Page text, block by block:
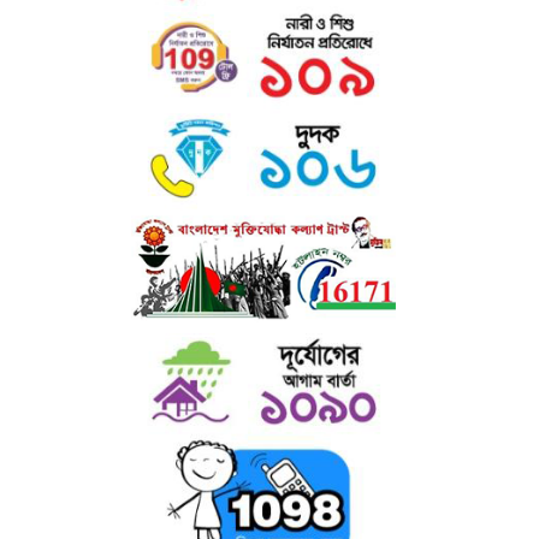
এতে শিক্ষার্থীদের সহপাঠক্রমিক শিক্ষা উপকরণ, চলমান পত্র-পত্রিকা, সাময়িকী,
গেইম ও বিনোদনের সু-ব্যবস্থা আছে।
গ) রোভার স্কাউট ও রেঞ্জার গাইড : কলেজে ছাত্রদের জন্য রোভার স্কাউট এবং
ছাত্রীদের জন্য রেঞ্জার গাইড প্রোগ্রাম চালু আছে। এসব প্রোগ্রামে দুইজন প্রশিক্ষণপ্রাপ্ত
শিক্ষক দায়িত্বরত আছেন।
ঘ) উপবৃত্তি ঃ কলেজের উল্লেখযোগ্য সংখ্যক ছাত্র-ছাত্রীদের আর্থিক অবস্থা, মেধা,
পাঠোন্নতি, সদাচার ইত্যাদি বিবেচনা করে উপবৃত্তি প্রদান করা হয় ।
ঙ) মাল্টিমিডিয়া ক্লাসরুম : অত্যাধুনিক মাল্টিমিডিয়া ক্লাসরুমের মাধ্যমে কলেজে
কন্টেইনসহ শ্রেণি পাঠক্রমের প্রতি শিক্ষার্থীদের অধিকতর মনোযোগ আকৃষ্ট
চ) শেখ রাসেল ডিজিটাল ল্যাব : কলেজে স্থাপিত শেখ রাসেল ডিজিটাল ল্যাব-এ বিপুল
সংখ্যক ল্যাপটপ, প্রজেক্টর ও অন্যান্য ইলেকট্রনিক সরঞ্জামের মাধ্যমে ভর্তিকৃত শিক্ষার্থী
ছাড়াও এলাকার আগ্রহী জনগণের জন্য কম্পিউটারসহ সব ধরণের উন্নত ডিভাইস
প্রশিক্ষণের ব্যবস্থা আছে।
ছ) প্রতিবন্ধী সহায়তা ঃ প্রতিবন্ধী শিক্ষার্থীদের জন্য উচ্চ মাধ্যমিক, স্নাতক (পাস) ও
অনার্স পর্যায়ে বিনাবেতনে অধ্যয়নের সু-ব্যবস্থা আছে। তাছাড়া প্রতিবন্ধী শিক্ষার্থীদের
উপবৃত্তি - প্রদানসহ বিনামূল্যে শিক্ষা উপকরণ সরবরাহ করা হয়।